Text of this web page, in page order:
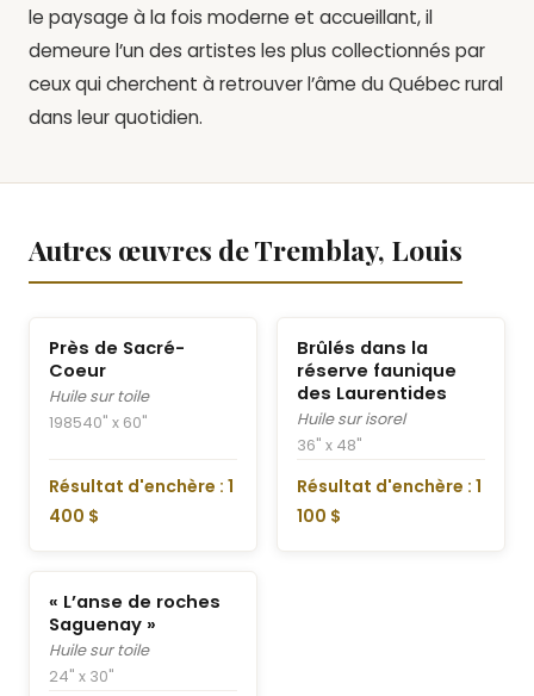
le paysage à la fois moderne et accueillant, il
demeure l’un des artistes les plus collectionnés par
ceux qui cherchent à retrouver l’âme du Québec rural
dans leur quotidien.
Autres œuvres de Tremblay, Louis
Près de Sacré-
Coeur
Huile sur toile
198540" x 60"
Résultat d'enchère : 1
400 $
Brûlés dans la
réserve faunique
des Laurentides
Huile sur isorel
36" x 48"
Résultat d'enchère : 1
100 $
« L’anse de roches
Saguenay »
Huile sur toile
24" x 30"